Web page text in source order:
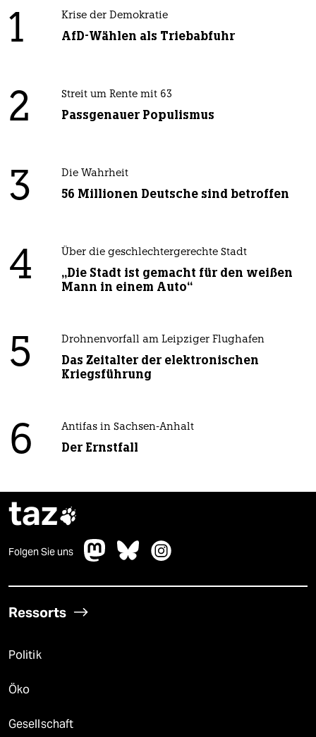
1 Krise der Demokratie
AfD-Wählen als Triebabfuhr
2 Streit um Rente mit 63
Passgenauer Populismus
3 Die Wahrheit
56 Millionen Deutsche sind betroffen
4 Über die geschlechtergerechte Stadt
„Die Stadt ist gemacht für den weißen
Mann in einem Auto“
5 Drohnenvorfall am Leipziger Flughafen
Das Zeitalter der elektronischen
Kriegsführung
6 Antifas in Sachsen-Anhalt
Der Ernstfall
taz
Folgen Sie uns
Ressorts
Politik
Öko
Gesellschaft